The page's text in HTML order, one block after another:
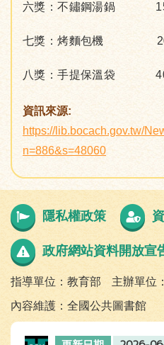
六獎：不鏽鋼湯鍋
七獎：烤麵包機
八獎：手提保溫袋
資訊來源:
https://lib.bocach.gov.tw/
n=886&s=48060
隱私權政策
政府網站資料開放宣
指導單位：教育部
主辦單位
內容維護：全國公共圖書館